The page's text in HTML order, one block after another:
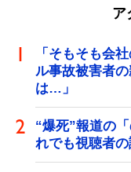
ア
「そもそも会
ル事故被害者
は…」
“爆死”報道の
れでも視聴者